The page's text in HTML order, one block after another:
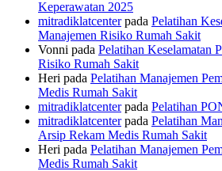
Keperawatan 2025
mitradiklatcenterpada Pelatihan
Manajemen Risiko Rumah Sakit
Vonni pada Pelatihan Keselamatan
Risiko Rumah Sakit
Heri pada Pelatihan Manajemen
Medis Rumah Sakit
mitradiklatcenterpada Pelatihan
mitradiklatcenterpada Pelatihan
Arsip Rekam Medis Rumah Sakit
Heri pada Pelatihan Manajemen
Medis Rumah Sakit